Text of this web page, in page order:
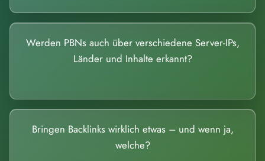
Werden PBNs auch über verschiedene Server-IPs,
Länder und Inhalte erkannt?
Bringen Backlinks wirklich etwas – und wenn ja,
welche?